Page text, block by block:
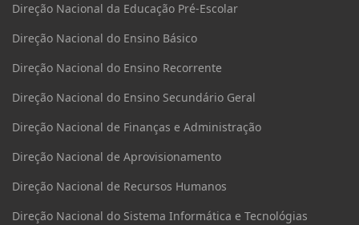
Direção Nacional da Educação Pré-Escolar
Direção Nacional do Ensino Básico
Direção Nacional do Ensino Recorrente
Direção Nacional do Ensino Secundário Geral
Direção Nacional de Finanças e Administração
Direção Nacional de Aprovisionamento
Direção Nacional de Recursos Humanos
Direção Nacional do Sistema Informática e Tecnológias